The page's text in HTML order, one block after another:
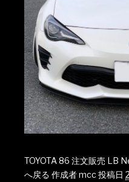
TOYOTA 86 注文販売 LB
へ戻る 作成者mcc投稿日